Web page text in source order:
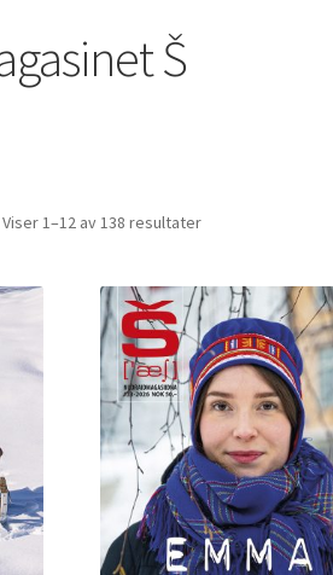
Š
Viser 1–12 av 138 resultaterSortert